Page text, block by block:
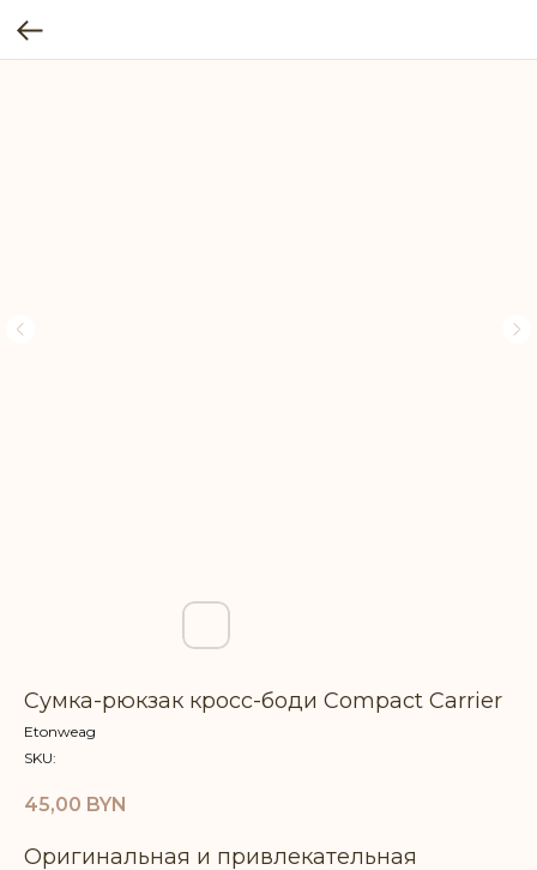
Сумка-рюкзак кросс-боди Compact Carrier
Etonweag
SKU:
45,00 BYN
Оригинальная и привлекательная